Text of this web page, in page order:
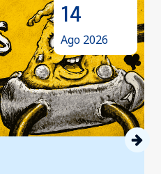
14
Ago 2026